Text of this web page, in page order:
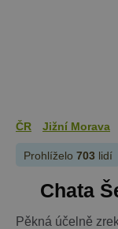
ČR Jižní Morava
Prohlíželo 703 lidí
Chata
Pěkná účelně